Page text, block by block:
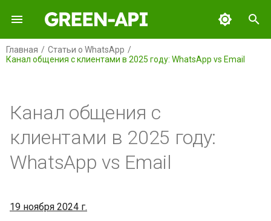
И
н
ц
л
з
Главная
Статьи о WhatsApp
Канал общения с клиентами в 2025 году: WhatsApp vs Email
GREEN-API: WABA
GREEN-API: GPT
GREEN-API: MAX
GREEN-API: Marketing
Email
WhatsApp
Что выбрать?
Заключение
Канал общения с
клиентами в 2025 году:
WhatsApp vs Email
19 ноября 2024 г.